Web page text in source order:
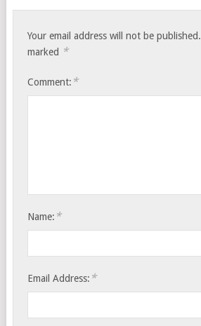
Your email address will not be published.
marked *
Comment: *
Name: *
Email Address: *